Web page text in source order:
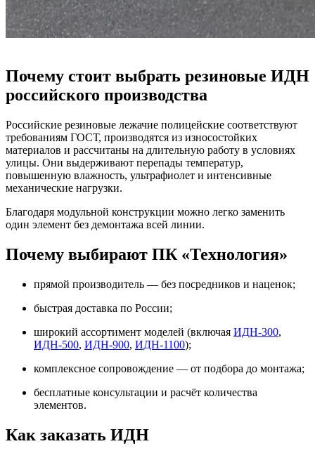
Почему стоит выбрать резиновые ИДН
российского производства
Российские резиновые лежачие полицейские соответствуют
требованиям ГОСТ, производятся из износостойких
материалов и рассчитаны на длительную работу в условиях
улицы. Они выдерживают перепады температур,
повышенную влажность, ультрафиолет и интенсивные
механические нагрузки.
Благодаря модульной конструкции можно легко заменить
один элемент без демонтажа всей линии.
Почему выбирают ПК «Технология»
прямой производитель — без посредников и наценок;
быстрая доставка по России;
широкий ассортимент моделей (включая ИДН-300,
ИДН-500, ИДН-900, ИДН-1100);
комплексное сопровождение — от подбора до монтажа;
бесплатные консультации и расчёт количества
элементов.
Как заказать ИДН